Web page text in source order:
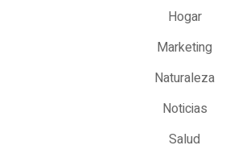
Hogar
Marketing
Naturaleza
Noticias
Salud